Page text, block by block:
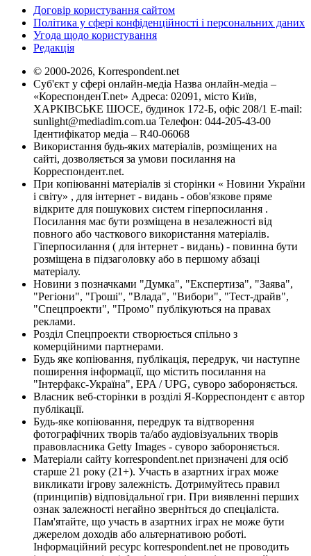
Договір користування сайтом
Політика у сфері конфіденційності і персональних даних
Угода щодо користування
Редакція
© 2000-2026, Korrespondent.net
Суб'єкт у сфері онлайн-медіа Назва онлайн-медіа –
«КореспонденТ.net» Адреса: 02091, місто Київ,
ХАРКІВСЬКЕ ШОСЕ, будинок 172-Б, офіс 208/1 E-mail:
sunlight@mediadim.com.ua Телефон: 044-205-43-00
Ідентифікатор медіа – R40-06068
Використання будь-яких матеріалів, розміщених на
сайті, дозволяється за умови посилання на
Корреспондент.net.
При копіюванні матеріалів зі сторінки « Новини України
і світу» , для інтернет - видань - обов'язкове пряме
відкрите для пошукових систем гіперпосилання .
Посилання має бути розміщена в незалежності від
повного або часткового використання матеріалів.
Гіперпосилання ( для інтернет - видань) - повинна бути
розміщена в підзаголовку або в першому абзаці
матеріалу.
Новини з позначками "Думка", "Експертиза", "Заява",
"Регіони", "Гроші", "Влада", "Вибори", "Тест-драйв",
"Спецпроекти", "Промо" публікуються на правах
реклами.
Розділ Спецпроекти створюється спільно з
комерційними партнерами.
Будь яке копіювання, публікація, передрук, чи наступне
поширення інформації, що містить посилання на
"Інтерфакс-Україна", EPA / UPG, суворо забороняється.
Власник веб-сторінки в розділі Я-Корреспондент є автор
публікації.
Будь-яке копіювання, передрук та відтворення
фотографічних творів та/або аудіовізуальних творів
правовласника Getty Images - суворо забороняється.
Матеріали сайту korrespondent.net призначені для осіб
старше 21 року (21+). Участь в азартних іграх може
викликати ігрову залежність. Дотримуйтесь правил
(принципів) відповідальної гри. При виявленні перших
ознак залежності негайно зверніться до спеціаліста.
Пам'ятайте, що участь в азартних іграх не може бути
джерелом доходів або альтернативою роботі.
Інформаційний ресурс korrespondent.net не проводить